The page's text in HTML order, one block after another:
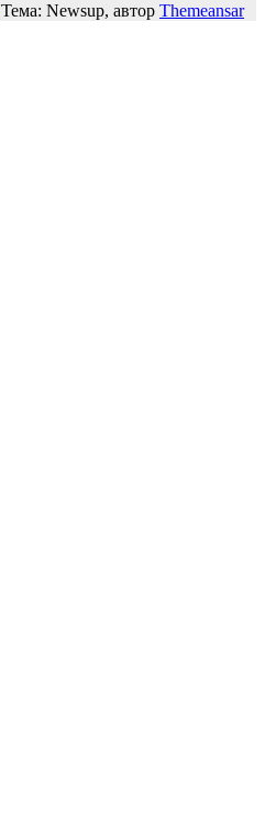
Тема: Newsup, автор Themeansar